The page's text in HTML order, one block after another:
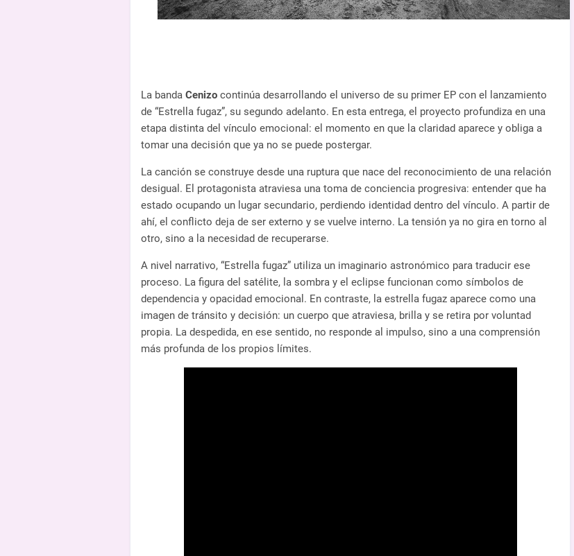
La banda Cenizo continúa desarrollando el universo de su primer EP con el lanzamiento
de “Estrella fugaz”, su segundo adelanto. En esta entrega, el proyecto profundiza en una
etapa distinta del vínculo emocional: el momento en que la claridad aparece y obliga a
tomar una decisión que ya no se puede postergar.
La canción se construye desde una ruptura que nace del reconocimiento de una relación
desigual. El protagonista atraviesa una toma de conciencia progresiva: entender que ha
estado ocupando un lugar secundario, perdiendo identidad dentro del vínculo. A partir de
ahí, el conflicto deja de ser externo y se vuelve interno. La tensión ya no gira en torno al
otro, sino a la necesidad de recuperarse.
A nivel narrativo, “Estrella fugaz” utiliza un imaginario astronómico para traducir ese
proceso. La figura del satélite, la sombra y el eclipse funcionan como símbolos de
dependencia y opacidad emocional. En contraste, la estrella fugaz aparece como una
imagen de tránsito y decisión: un cuerpo que atraviesa, brilla y se retira por voluntad
propia. La despedida, en ese sentido, no responde al impulso, sino a una comprensión
más profunda de los propios límites.